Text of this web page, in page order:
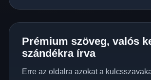
Prémium szöveg, valós
szándékra írva
Erre az oldalra azokat a